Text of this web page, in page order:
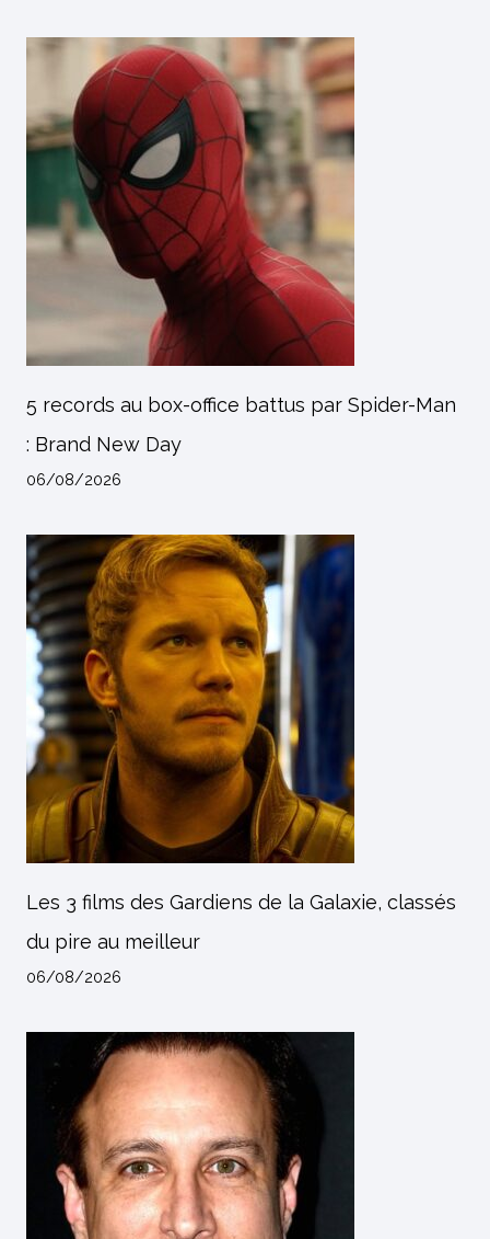
5 records au box-office battus par Spider-Man
: Brand New Day
06/08/2026
Les 3 films des Gardiens de la Galaxie, classés
du pire au meilleur
06/08/2026